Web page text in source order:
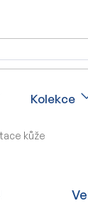
Kolekce
kůže